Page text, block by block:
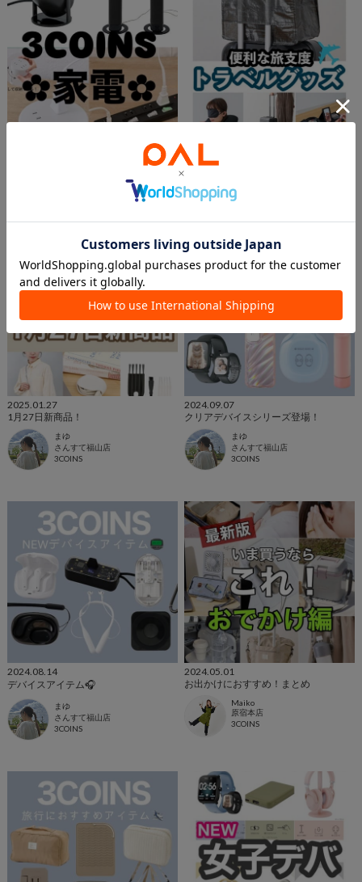
ベルモール宇都宮店
旅行好き
3COINS
2025.01.27
1月27日新商品！
まゆ
さんすて福山店
3COINS
2024.09.07
クリアデバイスシリーズ登場！
まゆ
さんすて福山店
3COINS
2024.08.14
デバイスアイテム🎧
まゆ
さんすて福山店
3COINS
2024.05.01
お出かけにおすすめ！まとめ
Maiko
原宿本店
3COINS